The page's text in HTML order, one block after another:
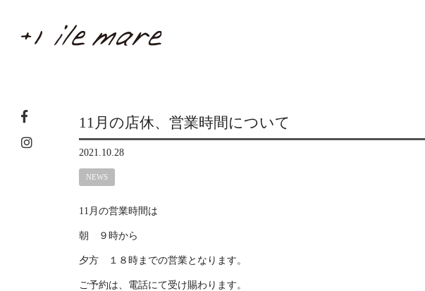
11月の店休、営業時間について
2021.10.28
NEWS
11月の営業時間は
朝 ９時から
夕方 １８時までの営業となります。
ご予約は、電話にて受け賜わります。